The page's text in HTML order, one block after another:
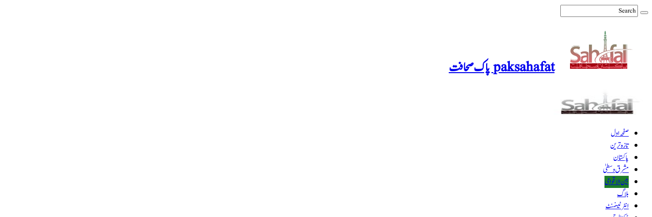
paksahafat پاک صحافت
صفحہ اول
تازہ ترین
پاکستان
مشرق وسطیٰ
بین الاقوامی
بلاگ
انٹرٹینمنٹ